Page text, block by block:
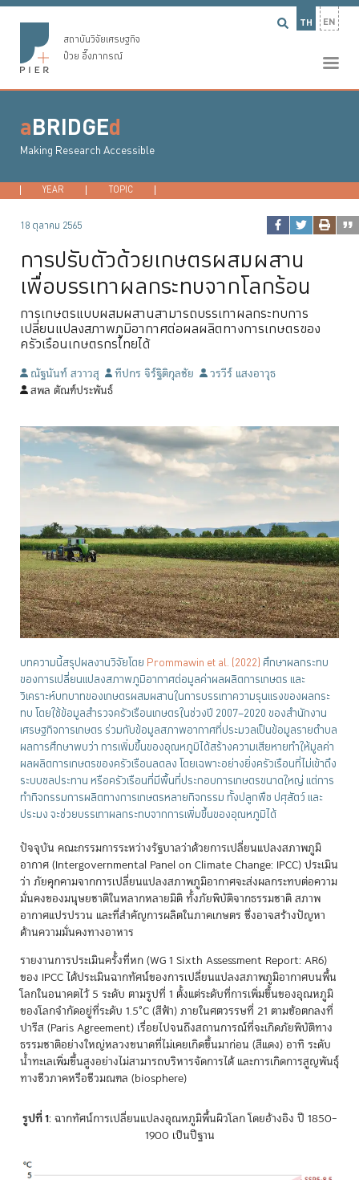
TH EN
สถาบันวิจัยเศรษฐกิจ
ป๋วย อึ๊งภากรณ์
aBRIDGEd
Making Research Accessible
YEAR 2026 2025
TOPIC
18 ตุลาคม 2565
การปรับตัวด้วยเกษตรผสมผสาน
เพื่อบรรเทาผลกระทบจากโลกร้อน
การเกษตรแบบผสมผสานสามารถบรรเทาผลกระทบการ
เปลี่ยนแปลงสภาพภูมิอากาศต่อผลผลิตทางการเกษตรของ
ครัวเรือนเกษตรกรไทยได้
ณัฐนันท์ สวาวสุ ทีปกร จิร์ฐิติกุลชัย
วรวีร์ แสงอาวุธ
สพล ตัณฑ์ประพันธ์
บทความนี้สรุปผลงานวิจัยโดย Prommawin et al. (2022) ศึกษาผลกระทบ
ของการเปลี่ยนแปลงสภาพภูมิอากาศต่อมูลค่าผลผลิตการเกษตร และ
วิเคราะห์บทบาทของเกษตรผสมผสานในการบรรเทาความรุนแรงของผลกระ
ทบ โดยใช้ข้อมูลสำรวจครัวเรือนเกษตรในช่วงปี 2007–2020 ของสำนักงาน
เศรษฐกิจการเกษตร ร่วมกับข้อมูลสภาพอากาศที่ประมวลเป็นข้อมูลรายตำบล
ผลการศึกษาพบว่า การเพิ่มขึ้นของอุณหภูมิได้สร้างความเสียหายทำให้มูลค่า
ผลผลิตการเกษตรของครัวเรือนลดลง โดยเฉพาะอย่างยิ่งครัวเรือนที่ไม่เข้าถึง
ระบบชลประทาน หรือครัวเรือนที่มีพื้นที่ประกอบการเกษตรขนาดใหญ่ แต่การ
ทำกิจกรรมการผลิตทางการเกษตรหลายกิจกรรม ทั้งปลูกพืช ปศุสัตว์ และ
ประมง จะช่วยบรรเทาผลกระทบจากการเพิ่มขึ้นของอุณหภูมิได้
ปัจจุบัน คณะกรรมการระหว่างรัฐบาลว่าด้วยการเปลี่ยนแปลงสภาพภูมิ
อากาศ (Intergovernmental Panel on Climate Change: IPCC) ประเมิน
ว่า ภัยคุกคามจากการเปลี่ยนแปลงสภาพภูมิอากาศจะส่งผลกระทบต่อความ
มั่นคงของมนุษยชาติในหลากหลายมิติ ทั้งภัยพิบัติจากธรรมชาติ สภาพ
อากาศแปรปรวน และที่สำคัญการผลิตในภาคเกษตร ซึ่งอาจสร้างปัญหา
ด้านความมั่นคงทางอาหาร
รายงานการประเมินครั้งที่หก (WG 1 Sixth Assessment Report: AR6)
ของ IPCC ได้ประเมินฉากทัศน์ของการเปลี่ยนแปลงสภาพภูมิอากาศบนพื้น
โลกในอนาคตไว้ 5 ระดับ ตามรูปที่ 1 ตั้งแต่ระดับที่การเพิ่มขึ้นของอุณหภูมิ
ของโลกจำกัดอยู่ที่ระดับ 1.5°C (สีฟ้า) ภายในศตวรรษที่ 21 ตามข้อตกลงที่
ปารีส (Paris Agreement) เรื่อยไปจนถึงสถานการณ์ที่จะเกิดภัยพิบัติทาง
ธรรมชาติอย่างใหญ่หลวงขนาดที่ไม่เคยเกิดขึ้นมาก่อน (สีแดง) อาทิ ระดับ
น้ำทะเลเพิ่มขึ้นสูงอย่างไม่สามารถบริหารจัดการได้ และการเกิดการสูญพันธุ์
ทางชีวภาคหรือชีวมณฑล (biosphere)
รูปที่ 1: ฉากทัศน์การเปลี่ยนแปลงอุณหภูมิพื้นผิวโลก โดยอ้างอิง ปี 1850–
1900 เป็นปีฐาน